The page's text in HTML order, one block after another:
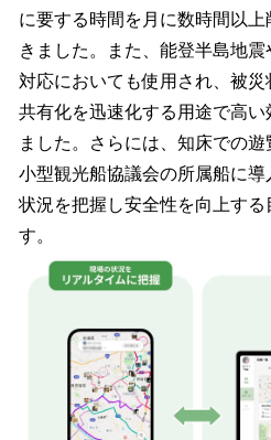
に要する時間を月に数時間以
きました。また、能登半島地
対応においても使用され、被災
共有化を迅速化する用途で高
ました。さらには、知床での
小型観光船協議会の所属船に
状況を把握し安全性を向上する
す。